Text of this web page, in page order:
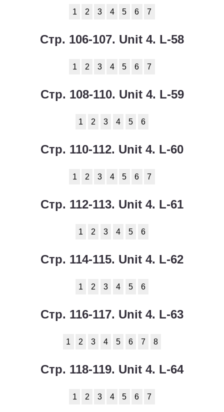
1 2 3 4 5 6 7
Стр. 106-107. Unit 4. L-58
1 2 3 4 5 6 7
Стр. 108-110. Unit 4. L-59
1 2 3 4 5 6
Стр. 110-112. Unit 4. L-60
1 2 3 4 5 6 7
Стр. 112-113. Unit 4. L-61
1 2 3 4 5 6
Стр. 114-115. Unit 4. L-62
1 2 3 4 5 6
Стр. 116-117. Unit 4. L-63
1 2 3 4 5 6 7 8
Стр. 118-119. Unit 4. L-64
1 2 3 4 5 6 7